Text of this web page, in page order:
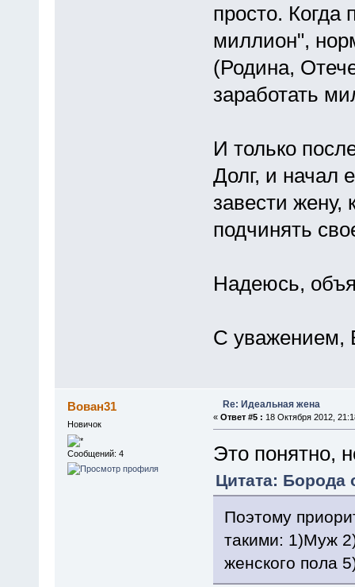
просто. Когда
миллион",
(Родина,
заработать
И только
Долг, и начал
завести жену,
подчинять
Надеюсь,
С уважением,
Вован31
Новичок
Сообщений: 4
Re: Идеальная жена
« Ответ #5 : 18 Октября 2012,
Это понятно,
Цитата: Борода
Поэтому
такими: 1)Муж
женского пола